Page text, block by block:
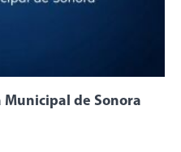
de Sonora